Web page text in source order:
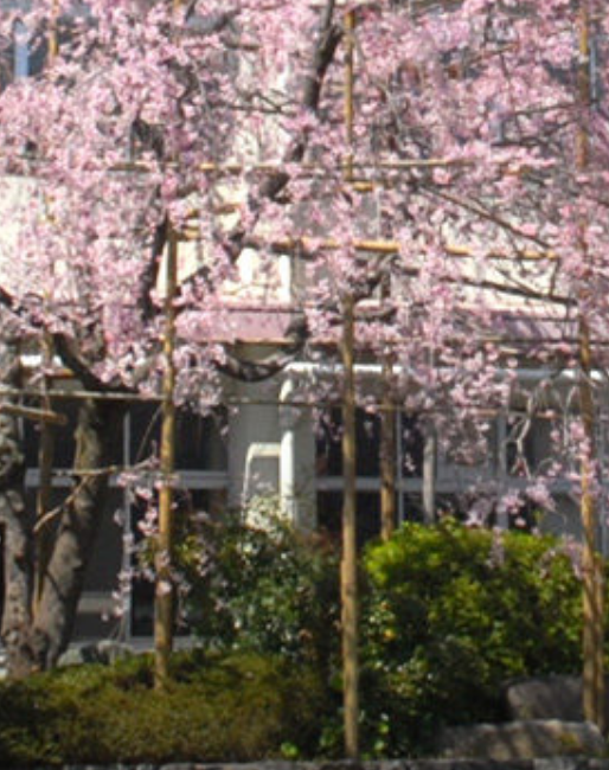
Warning: Attempt to read property "cat_name" on null in